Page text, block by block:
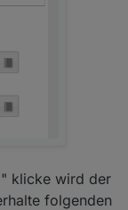
klicke wird der
folgenden